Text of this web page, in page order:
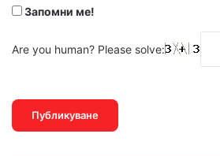
Запомни ме!
Are you human? Please solve: